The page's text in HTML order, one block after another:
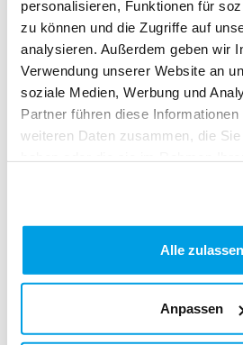
personalisieren, Funktionen für
zu können und die Zugriffe auf
analysieren. Außerdem geben wir
Verwendung unserer Website an
soziale Medien, Werbung und
Partner führen diese
weiteren Daten zusammen, die
Alle zulassen
Anpassen